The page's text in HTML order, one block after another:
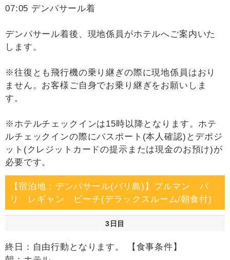
07:05 デンパサール着
デンパサール着後、現地係員がホテルへご案内いた
します。
※往復とも飛行機の乗り継ぎの際に現地係員はおり
ません。お客様ご自身でお乗り継ぎをお願いしま
す。
※ホテルチェックインは15時以降となります。ホテ
ルチェックインの際にパスポート(本人確認)とデポジ
ット(クレジットカードの提示または現金のお預け)が
必要です。
【宿泊地：デンパサール(バリ島)】プルマン バ
リ レギャン ビーチ(デラックスルーム/朝食付)
3日目
終日：自由行動となります。 【食事条件】